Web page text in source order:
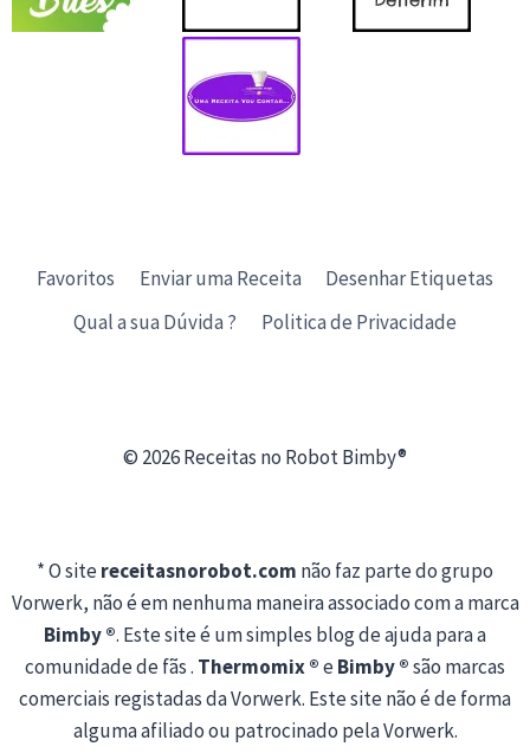
Favoritos Enviar uma Receita
Desenhar Etiquetas
Qual a sua Dúvida ?
Politica de Privacidade
© 2026 Receitas no Robot Bimby®
* O sitereceitasnorobot.com não faz parte do grupo
Vorwerk, não é em nenhuma maneira associado com a marca
Bimby ®. Este site é um simples blog de ajuda para a
comunidade de fãs . Thermomix ®eBimby ®são marcas
comerciais registadas da Vorwerk. Este site não é de forma
alguma afiliado ou patrocinado pela Vorwerk.